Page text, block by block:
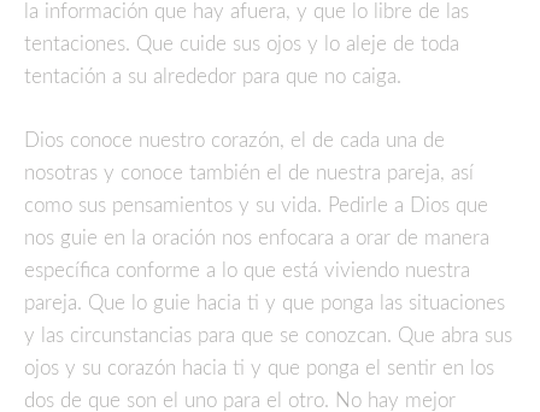
la información que hay afuera, y que lo libre de las
tentaciones. Que cuide sus ojos y lo aleje de toda
tentación a su alrededor para que no caiga.
Dios conoce nuestro corazón, el de cada una de
nosotras y conoce también el de nuestra pareja, así
como sus pensamientos y su vida. Pedirle a Dios que
nos guie en la oración nos enfocara a orar de manera
específica conforme a lo que está viviendo nuestra
pareja. Que lo guie hacia ti y que ponga las situaciones
y las circunstancias para que se conozcan. Que abra sus
ojos y su corazón hacia ti y que ponga el sentir en los
dos de que son el uno para el otro. No hay mejor